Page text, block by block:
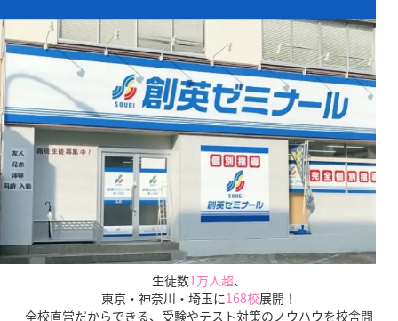
お子様の学習面だけでなく、
知っておきたい「入試の仕組みや傾向」も
保護者様にご説明いたします。
生徒数1万人超、
東京・神奈川・埼玉に168校展開！
全校直営だからできる、受験やテスト対策のノウハウを校舎間